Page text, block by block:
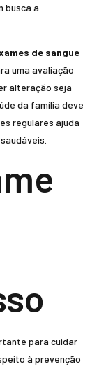
busca a
de sangue
uma avaliação
alteração seja
da família deve
regulares ajuda
para cuidar
à prevenção